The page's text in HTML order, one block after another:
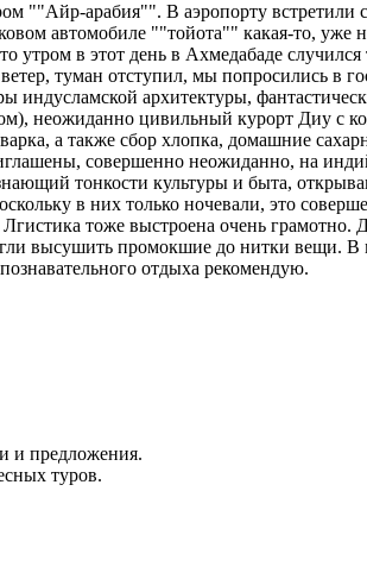
""Айр-арабия"". В аэропорту
автомобиле ""тойота"" какая-то,
утром в этот день в Ахмедабаде
туман отступил, мы попросились в
архитектуры,
неожиданно цивильный курорт Диу с
а также сбор хлопка, домашние
совершенно неожиданно, на
тонкости культуры и быта,
в них только ночевали, это
Лгистика тоже выстроена очень
высушить промокшие до нитки вещи. В
отдыха рекомендую.
и предложения.
туров.